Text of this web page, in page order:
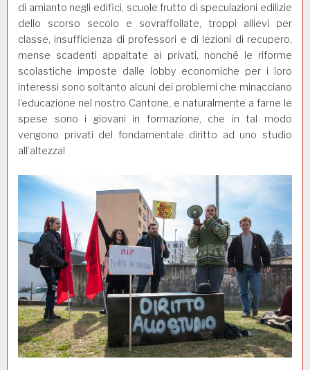
di amianto negli edifici, scuole frutto di speculazioni edilizie
dello scorso secolo e sovraffollate, troppi allievi per
classe, insufficienza di professori e di lezioni di recupero,
mense scadenti appaltate ai privati, nonché le riforme
scolastiche imposte dalle lobby economiche per i loro
interessi sono soltanto alcuni dei problemi che minacciano
l’educazione nel nostro Cantone, e naturalmente a farne le
spese sono i giovani in formazione, che in tal modo
vengono privati del fondamentale diritto ad uno studio
all’altezza!